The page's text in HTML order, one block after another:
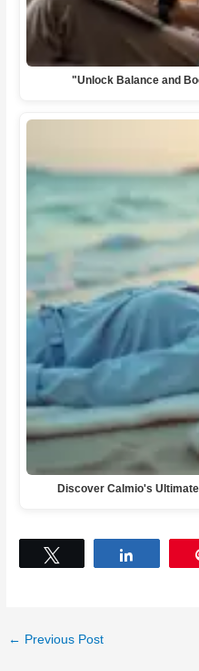
"Unlock Balance and
Discover Calmio's
← Previous Post